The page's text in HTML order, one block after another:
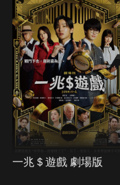
化？
一兆＄遊戲 劇場版